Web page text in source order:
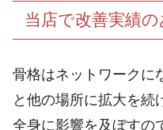
当店で改善実績
骨格はネットワークに
と他の場所に拡大を続
全身に影響を及ぼすの